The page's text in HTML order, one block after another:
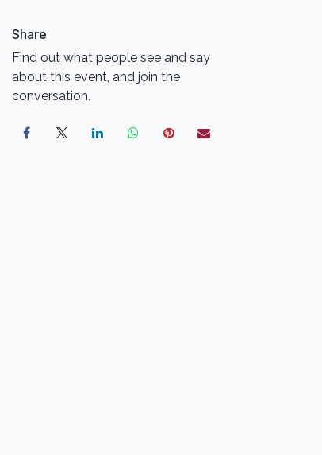
Share
Find out what people see and say
about this event, and join the
conversation.